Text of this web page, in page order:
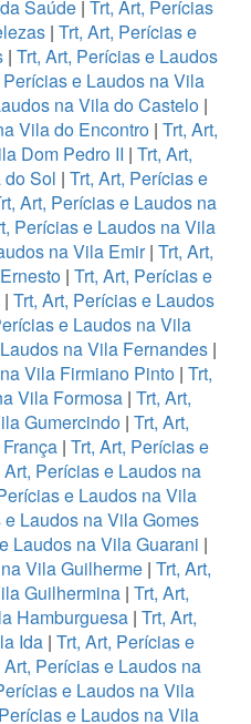
Saúde| Trt, Art, Perícias
| Trt, Art, Perícias e
| Trt, Art, Perícias e Laudos
Perícias e Laudos na Vila
na Vila do Castelo |
Vila do Encontro | Trt, Art,
Dom Pedro II | Trt, Art,
Sol | Trt, Art, Perícias e
Art, Perícias e Laudos na
Perícias e Laudos na Vila
na Vila Emir| Trt, Art,
| Trt, Art, Perícias e
| Trt, Art, Perícias e Laudos
e Laudos na Vila
na Vila Fernandes |
Vila Firmiano Pinto | Trt,
Vila Formosa| Trt, Art,
Gumercindo| Trt, Art,
| Trt, Art, Perícias e
Art, Perícias e Laudos na
e Laudos na Vila
e Laudos na Vila Gomes
Laudos na Vila Guarani |
Vila Guilherme | Trt, Art,
Guilhermina| Trt, Art,
Hamburguesa| Trt, Art,
Ida| Trt, Art, Perícias e
Art, Perícias e Laudos na
e Laudos na Vila
e Laudos na Vila